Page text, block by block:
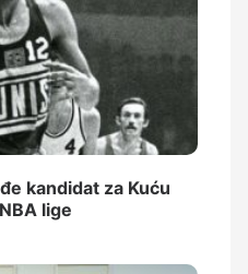
kandidat za Kuću
lige